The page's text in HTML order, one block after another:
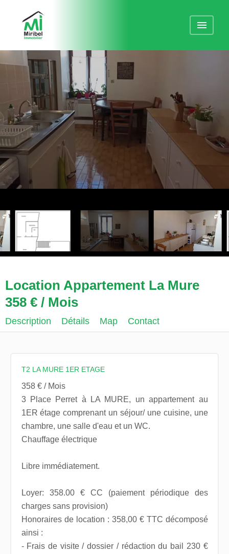
Location Appartement La Mure
358 € / Mois
Description Détails Map Contact
T2 LA MURE 1ER ETAGE
358 € / Mois
3 Place Perret à LA MURE, un appartement au
1ER étage comprenant un séjour/ une cuisine, une
chambre, une salle d'eau et un WC.
Chauffage électrique
Libre immédiatement.
Loyer: 358.00 € CC (paiement périodique des
charges sans provision)
Honoraires de location : 358,00 € TTC décomposé
ainsi :
- Frais de visite / dossier / rédaction du bail 230 €